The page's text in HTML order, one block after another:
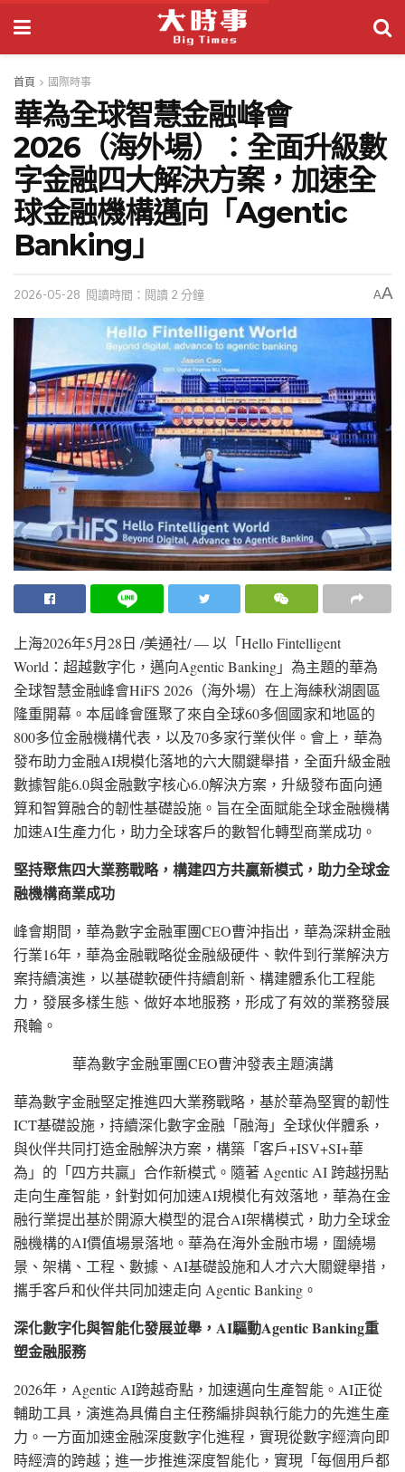
首頁 國際時事
華為全球智慧金融峰會
2026（海外場）：全面升級數
字金融四大解決方案，加速全
球金融機構邁向「Agentic
Banking」
2026-05-28 閱讀時間：閱讀 2 分鐘 AA
上海2026年5月28日 /美通社/ — 以「Hello Fintelligent
World：超越數字化，邁向Agentic Banking」為主題的華為
全球智慧金融峰會HiFS 2026（海外場）在上海練秋湖園區
隆重開幕。本屆峰會匯聚了來自全球60多個國家和地區的
800多位金融機構代表，以及70多家行業伙伴。會上，華為
發布助力金融AI規模化落地的六大關鍵舉措，全面升級金融
數據智能6.0與金融數字核心6.0解決方案，升級發布面向通
算和智算融合的韌性基礎設施。旨在全面賦能全球金融機構
加速AI生產力化，助力全球客戶的數智化轉型商業成功。
堅持聚焦四大業務戰略，構建四方共贏新模式，助力全球金
融機構商業成功
峰會期間，華為數字金融軍團CEO曹沖指出，華為深耕金融
行業16年，華為金融戰略從金融級硬件、軟件到行業解決方
案持續演進，以基礎軟硬件持續創新、構建體系化工程能
力，發展多樣生態、做好本地服務，形成了有效的業務發展
飛輪。
華為數字金融軍團CEO曹沖發表主題演講
華為數字金融堅定推進四大業務戰略，基於華為堅實的韌性
ICT基礎設施，持續深化數字金融「融海」全球伙伴體系，
與伙伴共同打造金融解決方案，構築「客戶+ISV+SI+華
為」的「四方共贏」合作新模式。隨著 Agentic AI 跨越拐點
走向生產智能，針對如何加速AI規模化有效落地，華為在金
融行業提出基於開源大模型的混合AI架構模式，助力全球金
融機構的AI價值場景落地。華為在海外金融市場，圍繞場
景、架構、工程、數據、AI基礎設施和人才六大關鍵舉措，
攜手客戶和伙伴共同加速走向 Agentic Banking。
深化數字化與智能化發展並舉， AI驅動Agentic Banking重
塑金融服務
2026年，Agentic AI跨越奇點，加速邁向生產智能。AI正從
輔助工具，演進為具備自主任務編排與執行能力的先進生產
力。一方面加速金融深度數字化進程，實現從數字經濟向即
時經濟的跨越；進一步推進深度智能化，實現「每個用戶都